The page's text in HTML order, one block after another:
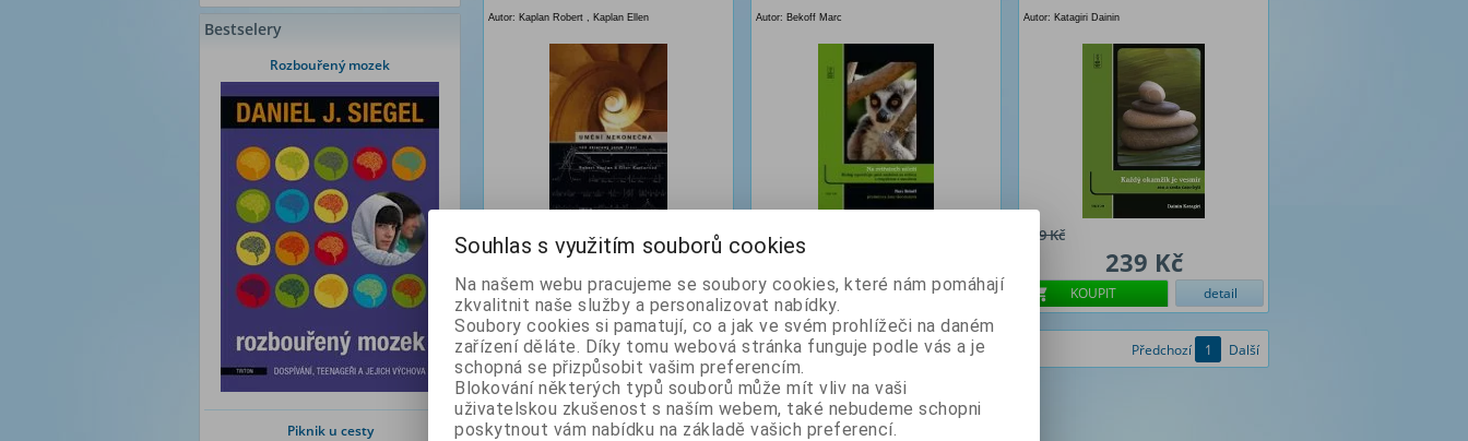
Bestselery
Rozbouřený mozek
Piknik u cesty
Autor: Kaplan Robert , Kaplan Ellen
369 Kč
295 Kč
KOUPIT detail
Autor: Bekoff Marc
299 Kč
KOUPIT detail
Autor: Katagiri Dainin
299 Kč
239 Kč
KOUPIT detail
Předchozí 1 Další
Souhlas s využitím souborů cookies
Na našem webu pracujeme se soubory cookies, které nám pomáhají
zkvalitnit naše služby a personalizovat nabídky.
Soubory cookies si pamatují, co a jak ve svém prohlížeči na daném
zařízení děláte. Díky tomu webová stránka funguje podle vás a je
schopná se přizpůsobit vašim preferencím.
Blokování některých typů souborů může mít vliv na vaši
uživatelskou zkušenost s naším webem, také nebudeme schopni
poskytnout vám nabídku na základě vašich preferencí.